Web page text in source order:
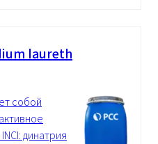
laureth
собой
динатрия